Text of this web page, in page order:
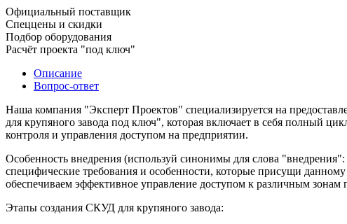
Официальный поставщик
Спеццены и скидки
Подбор оборудования
Расчёт проекта "под ключ"
Описание
Вопрос-ответ
Наша компания "Эксперт Проектов" специализируется на
для крупяного завода под ключ", которая включает в себя полный
контроля и управления доступом на предприятии.
Особенность внедрения (используй синонимы для слова
специфические требования и особенности, которые присущи
обеспечиваем эффективное управление доступом к различным зонам
Этапы создания СКУД для крупяного завода: